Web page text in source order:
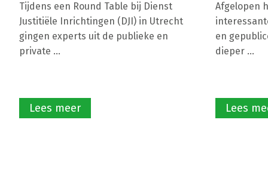
Tijdens een Round Table bij Dienst
Justitiële Inrichtingen (DJI) in Utrecht
gingen experts uit de publieke en
private ...
Lees meer
Afgelopen
en
dieper ...
Lees